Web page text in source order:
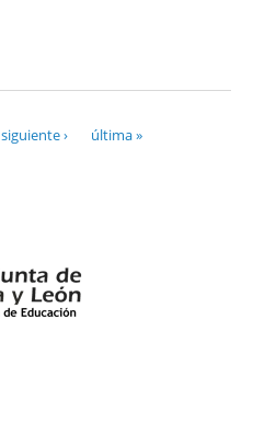
siguiente › última »